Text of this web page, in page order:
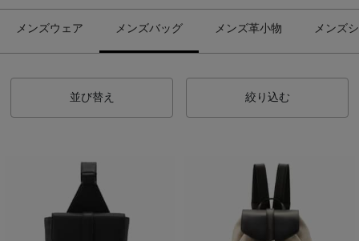
メンズウェア メンズバッグ メンズ革小物 メンズ
並び替え 絞り込む